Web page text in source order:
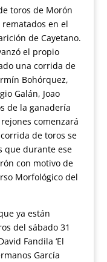
toros de Morón
en el
de Cayetano.
el propio
una corrida de
Bohórquez,
Galán, Joao
de la ganadería
comenzará
de toros se
que durante ese
con motivo de
Morfológico del
ya están
del sábado 31
Fandila ‘El
García